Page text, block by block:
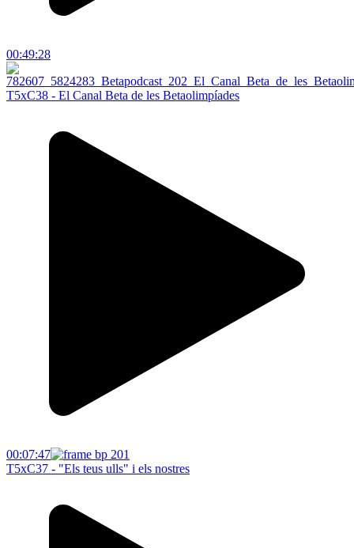
00:49:28
T5xC38 - El Canal Beta de les Betaolimpíades
00:07:47
T5xC37 - "Els teus ulls" i els nostres